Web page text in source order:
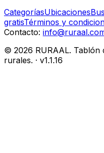
CategoríasUbicaciones
gratisTérminos y
Contacto:
© 2026 RURAAL. Tablón
rurales. · v1.1.16